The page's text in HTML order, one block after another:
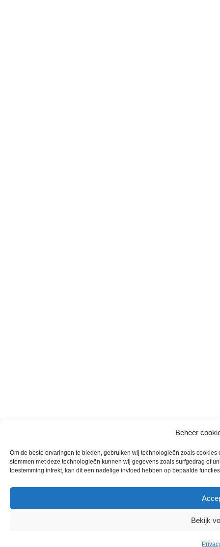
Beheer
Om de beste ervaringen te bieden, gebruiken wij technologieën zoals
stemmen met deze technologieën kunnen wij gegevens zoals surfgedrag of
toestemming intrekt, kan dit een nadelige invloed hebben op bepaalde
Bekijk